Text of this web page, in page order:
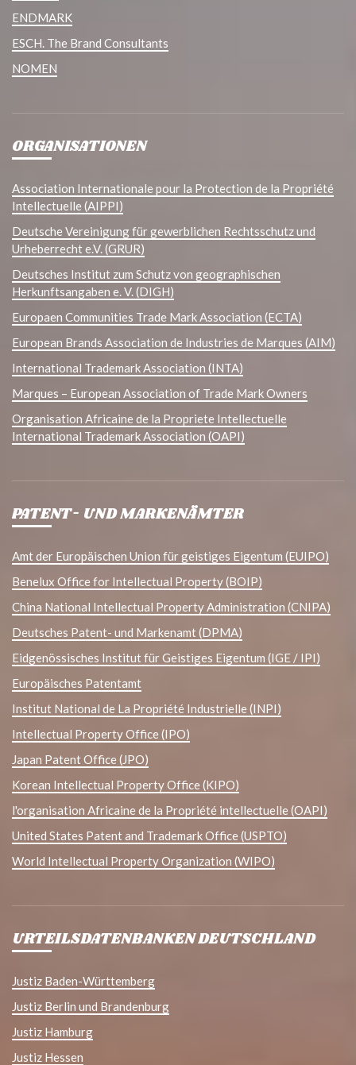
ENDMARK
ESCH. The Brand Consultants
NOMEN
ORGANISATIONEN
Association Internationale pour la Protection de la Propriété
Intellectuelle (AIPPI)
Deutsche Vereinigung für gewerblichen Rechtsschutz und
Urheberrecht e.V. (GRUR)
Deutsches Institut zum Schutz von geographischen
Herkunftsangaben e. V. (DIGH)
Europaen Communities Trade Mark Association (ECTA)
European Brands Association de Industries de Marques (AIM)
International Trademark Association (INTA)
Marques – European Association of Trade Mark Owners
Organisation Africaine de la Propriete Intellectuelle
International Trademark Association (OAPI)
PATENT- UND MARKENÄMTER
Amt der Europäischen Union für geistiges Eigentum (EUIPO)
Benelux Office for Intellectual Property (BOIP)
China National Intellectual Property Administration (CNIPA)
Deutsches Patent- und Markenamt (DPMA)
Eidgenössisches Institut für Geistiges Eigentum (IGE / IPI)
Europäisches Patentamt
Institut National de La Propriété Industrielle (INPI)
Intellectual Property Office (IPO)
Japan Patent Office (JPO)
Korean Intellectual Property Office (KIPO)
l'organisation Africaine de la Propriété intellectuelle (OAPI)
United States Patent and Trademark Office (USPTO)
World Intellectual Property Organization (WIPO)
URTEILSDATENBANKEN DEUTSCHLAND
Justiz Baden-Württemberg
Justiz Berlin und Brandenburg
Justiz Hamburg
Justiz Hessen